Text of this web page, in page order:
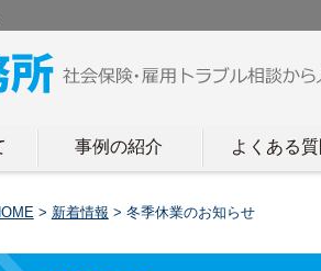
事例の紹介 よくある
> 新着情報 > 冬季休業のお知らせ